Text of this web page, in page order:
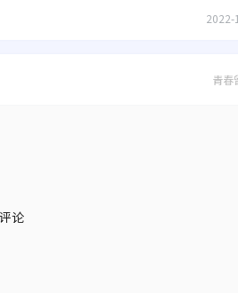
2022-
青春
论